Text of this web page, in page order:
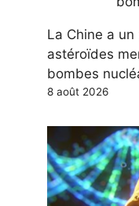
La Chine a
astéroïdes
bombes
8 août 2026